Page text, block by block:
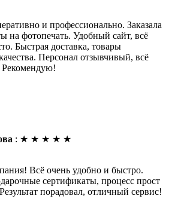
и профессионально. Заказала
на фотопечать. Удобный сайт, всё
Быстрая доставка, товары
Персонал отзывчивый, всё
Рекомендую!
: ★ ★ ★ ★ ★
Всё очень удобно и быстро.
сертификаты, процесс прост
порадовал, отличный сервис!